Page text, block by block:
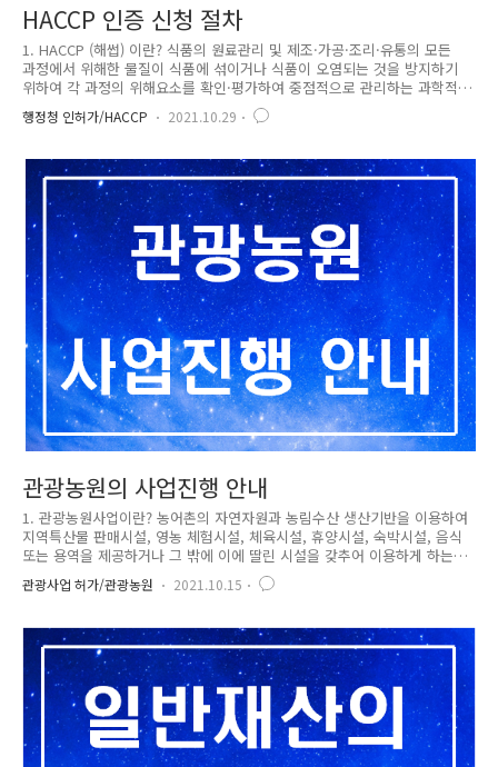
HACCP 인증 신청 절차
1. HACCP (해썹) 이란? 식품의 원료관리 및 제조·가공·조리·유통의 모든
과정에서 위해한 물질이 식품에 섞이거나 식품이 오염되는 것을 방지하기
위하여 각 과정의 위해요소를 확인·평가하여 중점적으로 관리하는 과학적
인 선진식품 관리제도입니다. 2. 의무적용 대상 및 지정일 식품의약품안전
청에서는 소비자가 많이 먹으면서 제조 과정 중에서 일반위생관리가 더욱
2012년(배추김치 2014년)까지 단계별로 나누어 의무적으로 적용하도록 하
고 있습니다. 1) 어육가공품 중 어묵류 2) 냉동수산식품 중 어류, 연체류,
조미가공품 3) 냉동식품 중 피자류, 만두류, 면류 4) 빙과류 5) 비가열음료
6) 레토르트식품 7) 김치류 중 배추김치 3...
행정청 인허가/HACCP 2021.10.29
관광농원의 사업진행 안내
1. 관광농원사업이란? 농어촌의 자연자원과 농림수산 생산기반을 이용하여
지역특산물 판매시설, 영농 체험시설, 체육시설, 휴양시설, 숙박시설, 음식
또는 용역을 제공하거나 그 밖에 이에 딸린 시설을 갖추어 이용하게 하는
사업을 말한다. (농어촌정비법 제2조) 2. 사업규모 : 1만5천㎡이상 100만㎡
미만 ◦ 시설기준 * 근거규정 : 농어촌정비법 제81조제2항, 동법 시행규칙
기본시설(사업자가 반드시 설치하여야 하는 시설) : 농어업전시관(60㎡이
상), 학습관(60㎡이상) * 농어업전시관이 학습관의 기능을 수행할 수 있는
경우에는 별도로 학습관을 설치하지 않고 겸용하여 사용할 수 있음. - 자율
시설 : 지역특산물판매시설, 체육시설, 휴양..
관광사업 허가/관광농원 2021.10.15